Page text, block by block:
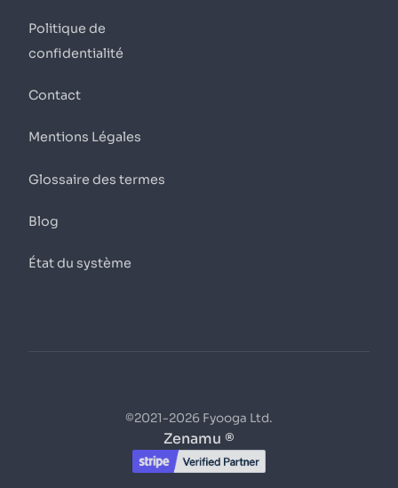
Politique de
confidentialité
Contact
Mentions Légales
Glossaire des termes
Blog
État du système
©2021-2026 Fyooga Ltd.
Zenamu ®